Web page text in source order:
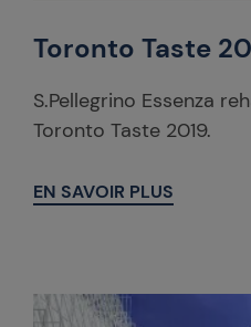
Toronto Taste
S.Pellegrino Essenza
Toronto Taste 2019.
EN SAVOIR PLUS